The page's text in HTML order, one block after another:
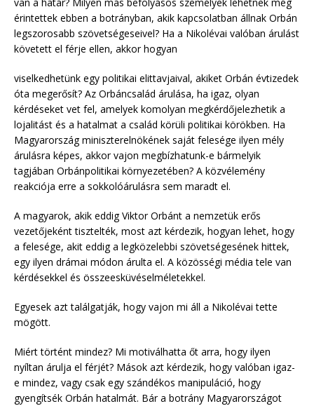
érintettek ebben a botrányban, akik kapcsolatban állnak Orbán
legszorosabb szövetségeseivel? Ha a Nikolévai valóban árulást
követett el férje ellen, akkor hogyan
viselkedhetünk egy politikai elittavjaival, akiket Orbán évtizedek
óta megerősít? Az Orbáncsalád árulása, ha igaz, olyan
kérdéseket vet fel, amelyek komolyan megkérdőjelezhetik a
lojalitást és a hatalmat a család körüli politikai körökben. Ha
Magyarország miniszterelnökének saját felesége ilyen mély
árulásra képes, akkor vajon megbízhatunk-e bármelyik
tagjában Orbánpolitikai környezetében? A közvélemény
reakciója erre a sokkolóárulásra sem maradt el.
A magyarok, akik eddig Viktor Orbánt a nemzetük erős
vezetőjeként tisztelték, most azt kérdezik, hogyan lehet, hogy
a felesége, akit eddig a legközelebbi szövetségesének hittek,
egy ilyen drámai módon árulta el. A közösségi média tele van
kérdésekkel és összeesküvéselméletekkel.
Egyesek azt találgatják, hogy vajon mi áll a Nikolévai tette
mögött.
Miért történt mindez? Mi motiválhatta őt arra, hogy ilyen
nyíltan árulja el férjét? Mások azt kérdezik, hogy valóban igaz-
e mindez, vagy csak egy szándékos manipuláció, hogy
gyengítsék Orbán hatalmát. Bár a botrány Magyarországot